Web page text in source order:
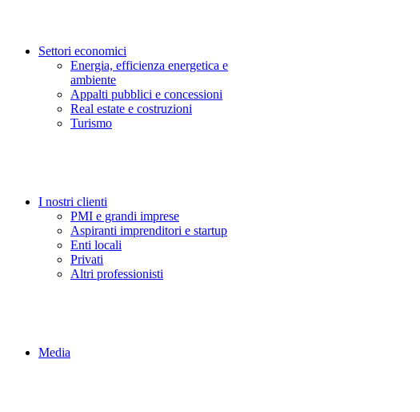
Settori economici
Energia, efficienza energetica e
ambiente
Appalti pubblici e concessioni
Real estate e costruzioni
Turismo
I nostri clienti
PMI e grandi imprese
Aspiranti imprenditori e startup
Enti locali
Privati
Altri professionisti
Media